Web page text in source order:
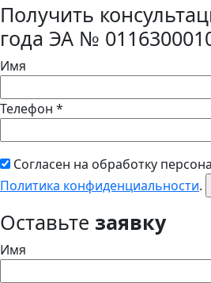
Получить
года ЭА №
Имя
Телефон *
Согласен на обработку
Политика конфиденциальности.
Оставьте заявку
Имя